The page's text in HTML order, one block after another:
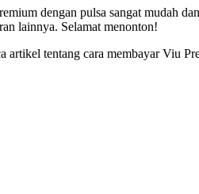
dengan pulsa sangat mudah
lainnya. Selamat menonton!
artikel tentang cara membayar Viu